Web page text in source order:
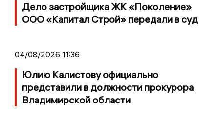
Дело застройщика ЖК «Поколение»
ООО «Капитал Строй» передали в суд
04/08/2026 11:36
Юлию Калистову официально
представили в должности прокурора
Владимирской области